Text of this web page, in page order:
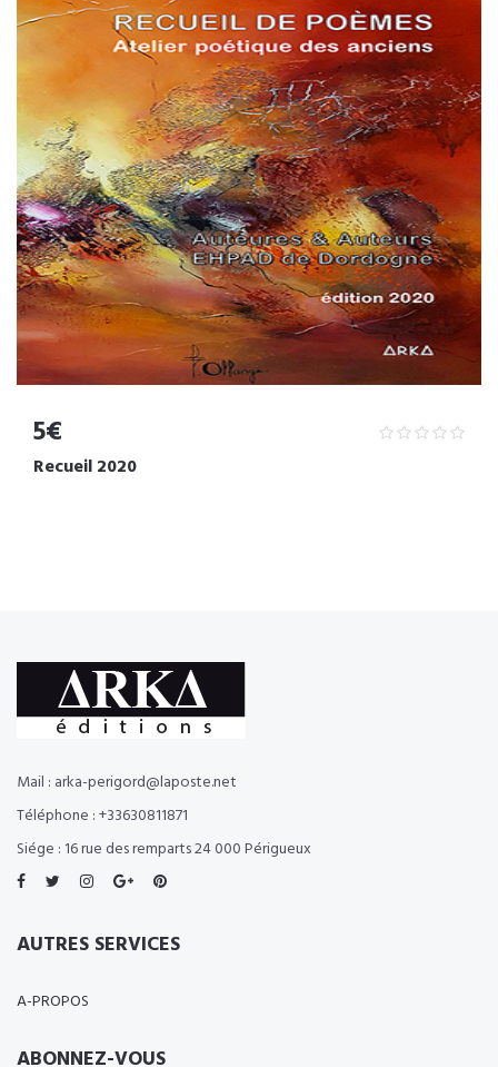
5€
Recueil 2020
Mail : arka-perigord@laposte.net
Téléphone : +33630811871
Siége : 16 rue des remparts 24 000 Périgueux
AUTRES SERVICES
A-PROPOS
ABONNEZ-VOUS